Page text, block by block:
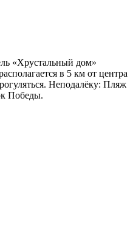
«Хрустальный дом»
в 5 км от центра
Неподалёку: Пляж
Победы.